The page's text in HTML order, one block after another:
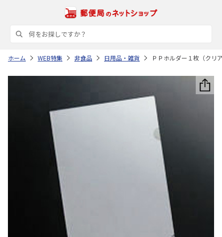
ホーム WEB特集 非食品 日用品・雑貨 ＰＰホルダー１枚（ク